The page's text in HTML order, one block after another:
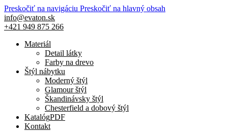
Preskočiť na navigáciu Preskočiť na hlavný obsah
info@evaton.sk
+421 949 875 266
Materiál
Detail látky
Farby na drevo
Štýl nábytku
Moderný štýl
Glamour štýl
Škandinávsky štýl
Chesterfield a dobový štýl
KatalógPDF
Kontakt